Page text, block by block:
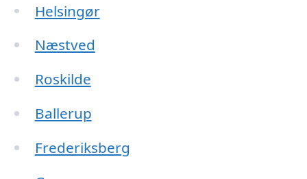
Helsingør
Næstved
Roskilde
Ballerup
Frederiksberg